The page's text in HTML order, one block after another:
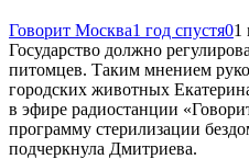
Говорит Москва1 год спустя01
Государство должно
питомцев. Таким мнением
городских животных
в эфире радиостанции
программу стерилизации
подчеркнула Дмитриева.